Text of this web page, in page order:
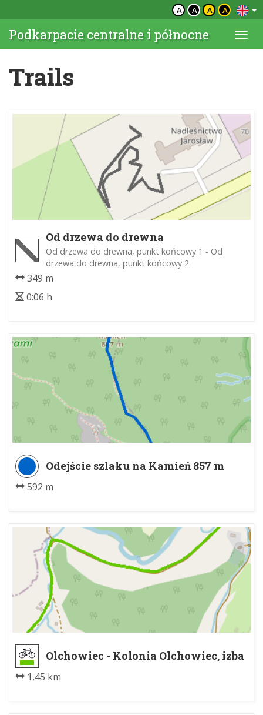
A A A A
Podkarpacie centralne i północne
Trails
Od drzewa do drewna
Od drzewa do drewna, punkt końcowy 1 - Od
drzewa do drewna, punkt końcowy 2
349 m
0:06 h
Odejście szlaku na Kamień 857 m
n.p.m. - Kamień 857 m n.p.m.
592 m
Olchowiec - Kolonia Olchowiec, izba
1,45 km